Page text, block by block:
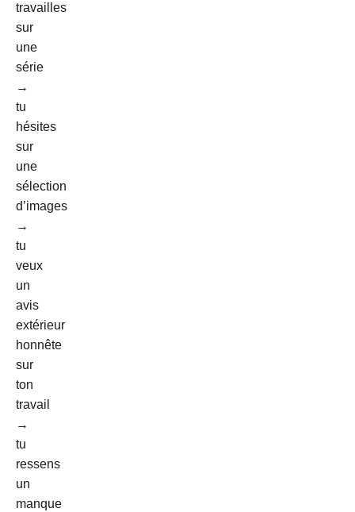
travailles
sur
une
série
→
tu
hésites
sur
une
sélection
d’images
→
tu
veux
un
avis
extérieur
honnête
sur
ton
travail
→
tu
ressens
un
manque